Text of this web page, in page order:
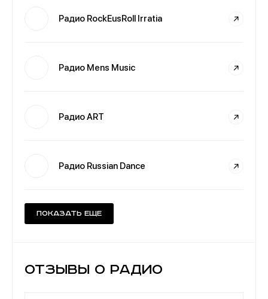
Радио RockEusRoll Irratia
Радио Mens Music
Радио ART
Радио Russian Dance
Показать еще
Отзывы о Радио